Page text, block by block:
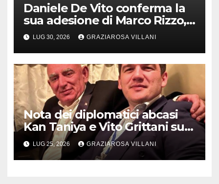
Daniele De Vito conferma la
sua adesione di Marco Rizzo,
nel rispetto delle decisioni
del 1° Congress
LUG 30, 2026 GRAZIAROSA VILLANI
Nota dei diplomatici abcasi
Kan Taniya e Vito Grittani su
cosiddetto “ritiro
riconoscimento” di Abcasia e
Ossezia del Sud da parte della
LUG 25, 2026 GRAZIAROSA VILLANI